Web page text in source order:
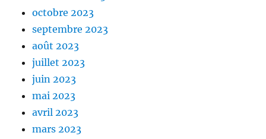
octobre 2023
septembre 2023
août 2023
juillet 2023
juin 2023
mai 2023
avril 2023
mars 2023